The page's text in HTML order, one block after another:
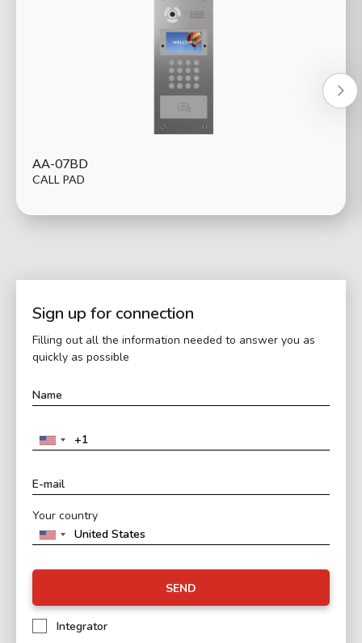
AA-07BD
CALL PAD
Sign up for connection
Filling out all the information needed to answer you as
quickly as possible
Your country
SEND
Integrator